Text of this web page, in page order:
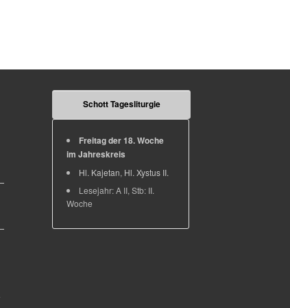
Schott Tagesliturgie
Freitag der 18. Woche
im Jahreskreis
Hl. Kajetan, Hl. Xystus II.
Lesejahr: A II, Stb: II.
Woche